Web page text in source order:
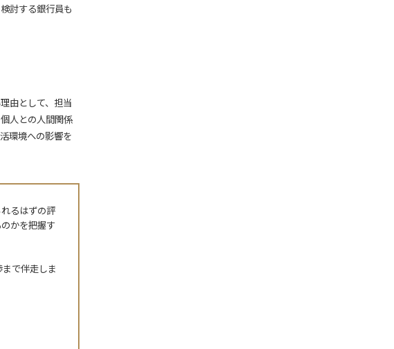
討する銀行員も
由として、担当
人との人間関係
環境への影響を
るはずの評
かを把握す
で伴走しま